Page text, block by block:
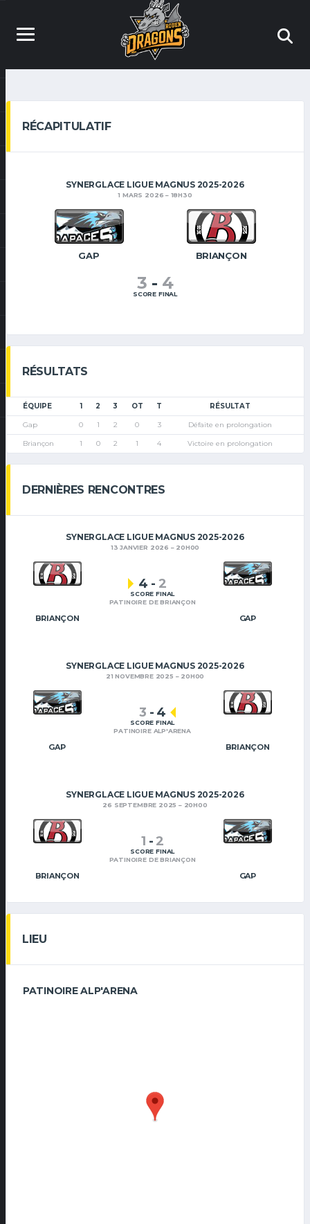
RÉCAPITULATIF
SYNERGLACE LIGUE MAGNUS 2025-2026
1 MARS 2026 18H30
GAP BRIANÇON
3 - 4
SCORE FINAL
RÉSULTATS
ÉQUIPE 1 2 3 OT T RÉSULTAT
Gap 0 1 2 0 3 Défaite en prolongation
Briançon 1 0 2 1 4 Victoire en prolongation
DERNIÈRES RENCONTRES
SYNERGLACE LIGUE MAGNUS 2025-2026
13 JANVIER 2026 20H00
BRIANÇON GAP
4 - 2
SCORE FINAL
PATINOIRE DE BRIANÇON
SYNERGLACE LIGUE MAGNUS 2025-2026
21 NOVEMBRE 2025 20H00
GAP BRIANÇON
3 - 4
SCORE FINAL
PATINOIRE ALP'ARENA
SYNERGLACE LIGUE MAGNUS 2025-2026
26 SEPTEMBRE 2025 20H00
BRIANÇON GAP
1 - 2
SCORE FINAL
PATINOIRE DE BRIANÇON
LIEU
PATINOIRE ALP'ARENA